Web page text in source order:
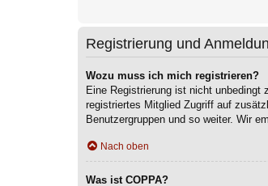
Registrierung und
Wozu muss ich mich registrieren?
Eine Registrierung ist nicht unbedingt
registriertes Mitglied Zugriff auf
Benutzergruppen und so weiter. Wir
Nach oben
Was ist COPPA?